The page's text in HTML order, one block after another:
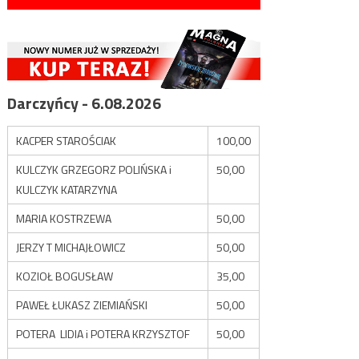
Darczyńcy - 6.08.2026
KACPER STAROŚCIAK
100,00
KULCZYK GRZEGORZ POLIŃSKA i
KULCZYK KATARZYNA
50,00
MARIA KOSTRZEWA
50,00
JERZY T MICHAJŁOWICZ
50,00
KOZIOŁ BOGUSŁAW
35,00
PAWEŁ ŁUKASZ ZIEMIAŃSKI
50,00
POTERA LIDIA i POTERA KRZYSZTOF
50,00